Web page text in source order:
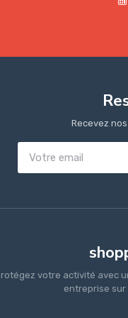
Recevez
votre activité avec
entreprise sur